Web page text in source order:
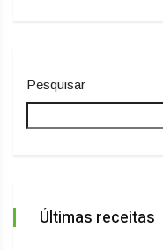
Pesquisar
Últimas receitas